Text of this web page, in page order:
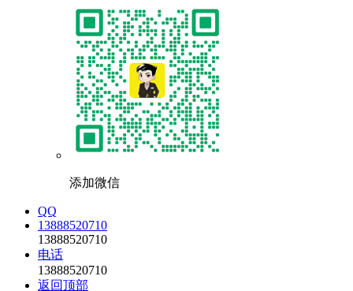
添加微信
QQ
13888520710
13888520710
电话
13888520710
返回顶部